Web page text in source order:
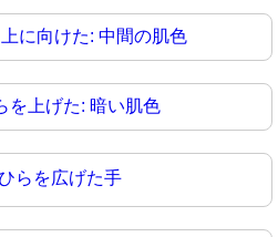
に向けた: 中間の肌色
を上げた: 暗い肌色
らを広げた手